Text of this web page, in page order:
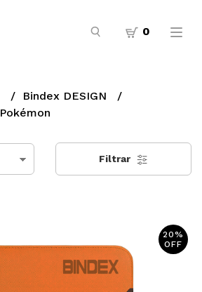
0
Bindex DESIGN
Pokémon
Filtrar
20%
OFF